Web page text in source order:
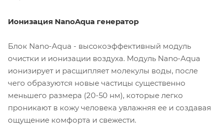
Ионизация NanoAqua генератор
Блок Nano-Aqua - высокоэффективный модуль
очистки и ионизации воздуха. Модуль Nano-Aqua
ионизирует и расщипляет молекулы воды, после
чего образуются новые частицы существенно
меньшего размера (20-50 нм), которые легко
проникают в кожу человека увлажняя ее и создавая
ощущение комфорта и свежести.